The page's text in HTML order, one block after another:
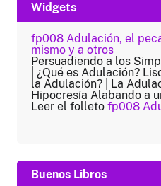
Widgets
fp008 Adulación, el
mismo y a otros
Persuadiendo a los
| ¿Qué es Adulación?
la Adulación? | La
Hipocresía Alabando a
Leer el folleto fp008
Buenos Libros